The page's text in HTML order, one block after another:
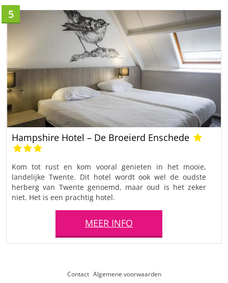
5
Hampshire Hotel – De Broeierd Enschede
Kom tot rust en kom vooral genieten in het mooie,
landelijke Twente. Dit hotel wordt ook wel de oudste
herberg van Twente genoemd, maar oud is het zeker
niet. Het is een prachtig hotel.
MEER INFO
Contact Algemene voorwaarden